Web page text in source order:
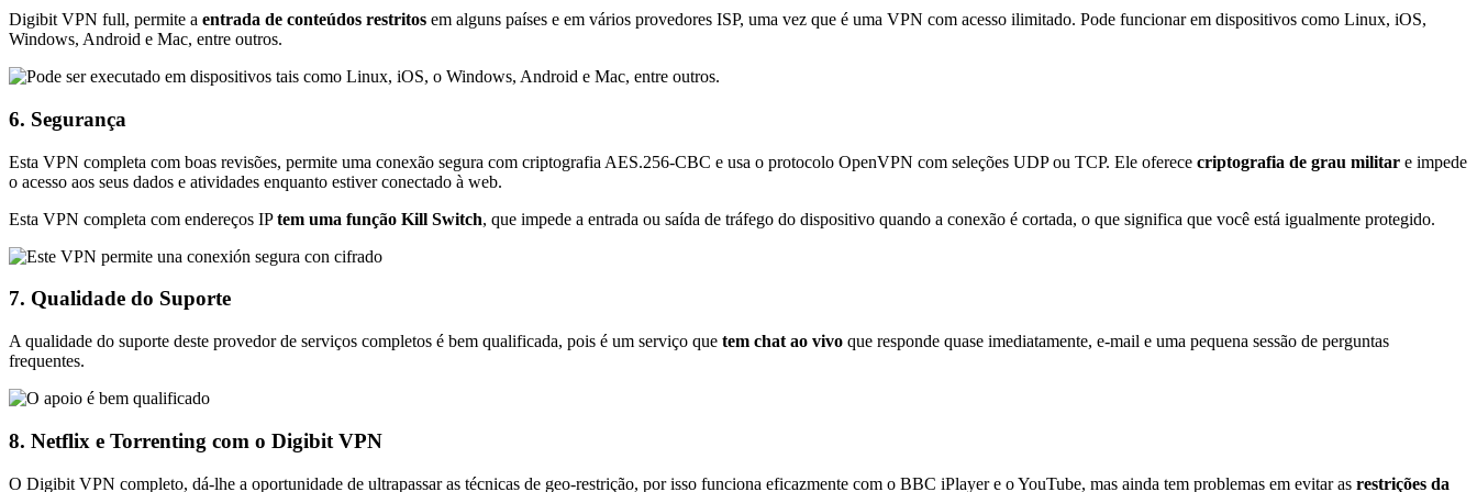
Digibit VPN full, permite a entrada de conteúdos restritos em alguns países e em vários provedores ISP, uma vez que é uma VPN com acesso ilimitado. Pode funcionar em dispositivos como Linux, iOS,
Windows, Android e Mac, entre outros.
6. Segurança
Esta VPN completa com boas revisões, permite uma conexão segura com criptografia AES.256-CBC e usa o protocolo OpenVPN com seleções UDP ou TCP. Ele oferece criptografia de grau militar e impede
o acesso aos seus dados e atividades enquanto estiver conectado à web.
Esta VPN completa com endereços IPtem uma função Kill Switch, que impede a entrada ou saída de tráfego do dispositivo quando a conexão é cortada, o que significa que você está igualmente protegido.
7. Qualidade do Suporte
A qualidade do suporte deste provedor de serviços completos é bem qualificada, pois é um serviço que tem chat ao vivo que responde quase imediatamente, e-mail e uma pequena sessão de perguntas
frequentes.
8. Netflix e Torrenting com o Digibit VPN
O Digibit VPN completo, dá-lhe a oportunidade de ultrapassar as técnicas de geo-restrição, por isso funciona eficazmente com o BBC iPlayer e o YouTube, mas ainda tem problemas em evitar as restrições da